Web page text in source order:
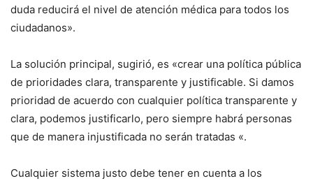
duda reducirá el nivel de atención médica para todos los
ciudadanos».
La solución principal, sugirió, es «crear una política pública
de prioridades clara, transparente y justificable. Si damos
prioridad de acuerdo con cualquier política transparente y
clara, podemos justificarlo, pero siempre habrá personas
que de manera injustificada no serán tratadas «.
Cualquier sistema justo debe tener en cuenta a los